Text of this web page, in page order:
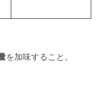
を加味すること。